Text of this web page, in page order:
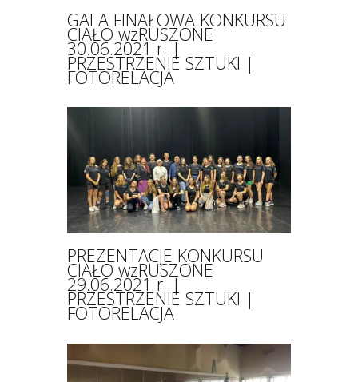
GALA FINAŁOWA KONKURSU
CIAŁO wzRUSZONE
30.06.2021 r. |
PRZESTRZENIE SZTUKI |
FOTORELACJA
PREZENTACJE KONKURSU
CIAŁO wzRUSZONE
29.06.2021 r. |
PRZESTRZENIE SZTUKI |
FOTORELACJA